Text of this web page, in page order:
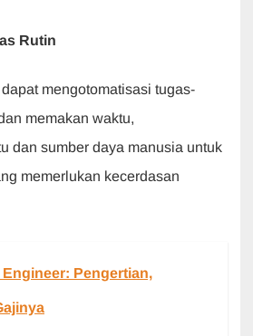
Rutin
mengotomatisasi tugas-
memakan waktu,
dan sumber daya manusia untuk
memerlukan kecerdasan
Engineer: Pengertian,